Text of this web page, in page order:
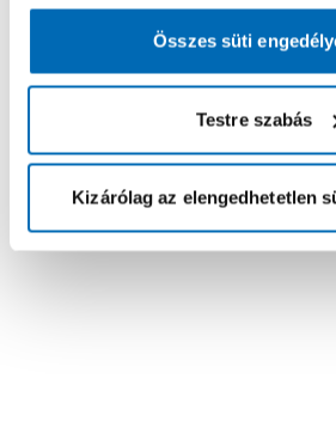
Összes süti
Testre szabás
Kizárólag az elengedhetetlen